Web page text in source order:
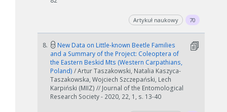
Artykuł naukowy 70
8.
New Data on Little-known Beetle Families
and a Summary of the Project: Coleoptera of
the Eastern Beskid Mts (Western Carpathians,
Poland) / Artur Taszakowski, Natalia Kaszyca-
Taszakowska, Wojciech Szczepański, Lech
Karpiński (MIIZ) // Journal of the Entomological
Research Society - 2020, 22, 1, s. 13-40